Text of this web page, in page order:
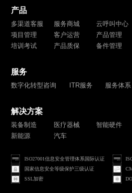
产品
多渠道客服 服务商城 云呼叫中心
项目管理
客户运营 产品管理
培训考试
产品质保 备件管理
服务
数字化转型咨询 ITR服务 服务体系
解决方案
装备制造 医疗器械 智能硬件
新能源
汽车
ISO27001信息安全管理体系国际认证
国家信息安全等级保护三级认证
SSL加密